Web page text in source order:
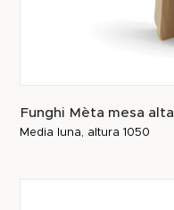
Funghi Mèta mesa alta
Media luna, altura 1050